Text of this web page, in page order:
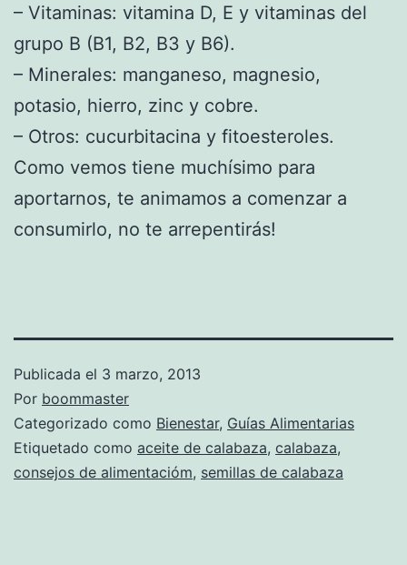
– Vitaminas: vitamina D, E y vitaminas del
grupo B (B1, B2, B3 y B6).
– Minerales: manganeso, magnesio,
potasio, hierro, zinc y cobre.
– Otros: cucurbitacina y fitoesteroles.
Como vemos tiene muchísimo para
aportarnos, te animamos a comenzar a
consumirlo, no te arrepentirás!
Publicada el 3 marzo, 2013
Por boommaster
Categorizado como Bienestar, Guías Alimentarias
Etiquetado como aceite de calabaza, calabaza,
consejos de alimentacióm, semillas de calabaza